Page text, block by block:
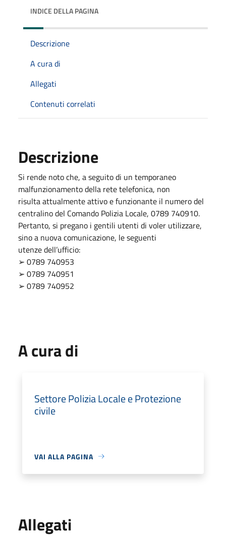
INDICE DELLA PAGINA
Descrizione
A cura di
Allegati
Contenuti correlati
Descrizione
Si rende noto che, a seguito di un temporaneo
malfunzionamento della rete telefonica, non
risulta attualmente attivo e funzionante il numero del
centralino del Comando Polizia Locale, 0789 740910.
Pertanto, si pregano i gentili utenti di voler utilizzare,
sino a nuova comunicazione, le seguenti
utenze dell’ufficio:
➢ 0789 740953
➢ 0789 740951
➢ 0789 740952
A cura di
Settore Polizia Locale e Protezione
civile
VAI ALLA PAGINA
Allegati